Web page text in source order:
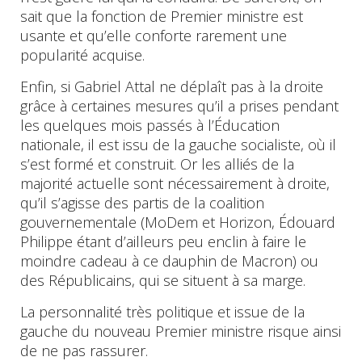
sait que la fonction de Premier ministre est
usante et qu’elle conforte rarement une
popularité acquise.
Enfin, si Gabriel Attal ne déplaît pas à la droite
grâce à certaines mesures qu’il a prises pendant
les quelques mois passés à l’Éducation
nationale, il est issu de la gauche socialiste, où il
s’est formé et construit. Or les alliés de la
majorité actuelle sont nécessairement à droite,
qu’il s’agisse des partis de la coalition
gouvernementale (MoDem et Horizon, Édouard
Philippe étant d’ailleurs peu enclin à faire le
moindre cadeau à ce dauphin de Macron) ou
des Républicains, qui se situent à sa marge.
La personnalité très politique et issue de la
gauche du nouveau Premier ministre risque ainsi
de ne pas rassurer.